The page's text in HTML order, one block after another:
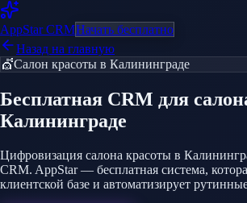
AppStarCRMНачать бесплатно
Назад на главную
💇Салон красоты в Калининграде
Бесплатная CRM для
Калининграде
Цифровизация салона красоты в
CRM. AppStar — бесплатная система,
клиентской базе и автоматизирует